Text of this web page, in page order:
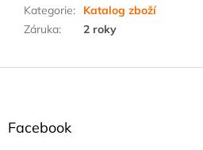
Kategorie:
Katalog zboží
Záruka: 2 roky
Z
Facebook